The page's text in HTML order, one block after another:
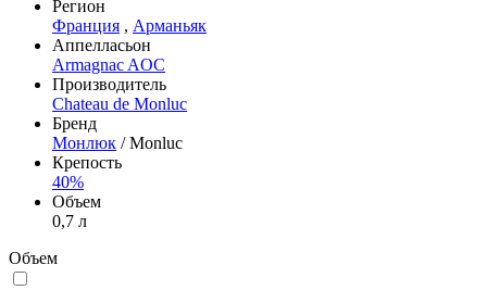
Регион
Франция , Арманьяк
Аппелласьон
Armagnac AOC
Производитель
Chateau de Monluc
Бренд
Монлюк / Monluc
Крепость
40%
Объем
0,7 л
Объем